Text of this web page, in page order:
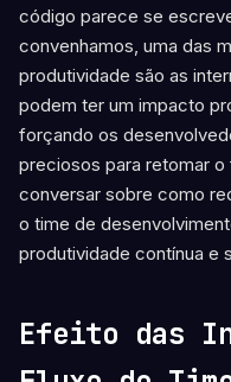
código parece se
convenhamos, uma das
produtividade são as
podem ter um impacto
forçando os
preciosos para retomar
conversar sobre como
o time de
produtividade contínua e
Efeito das